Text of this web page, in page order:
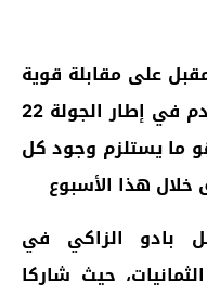
على مقابلة قوية
ضد الجيش الملكي الجمعة القادم في إطار الجولة 22
ما يستلزم وجود كل
خلال هذا الأسبوع
بادو الزاكي في
حيث شاركا